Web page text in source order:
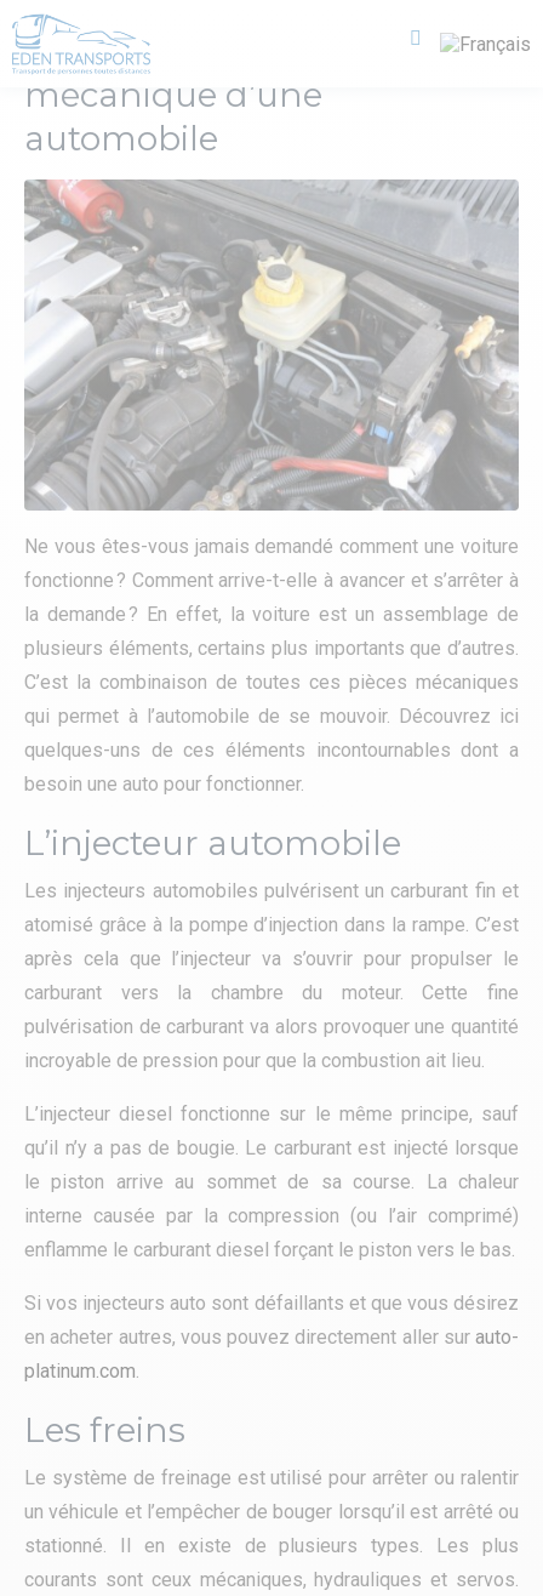
3 principaux éléments de
mécanique d’une
automobile
Ne vous êtes-vous jamais demandé comment une voiture
fonctionne ? Comment arrive-t-elle à avancer et s’arrêter à
la demande ? En effet, la voiture est un assemblage de
plusieurs éléments, certains plus importants que d’autres.
C’est la combinaison de toutes ces pièces mécaniques
qui permet à l’automobile de se mouvoir. Découvrez ici
quelques-uns de ces éléments incontournables dont a
besoin une auto pour fonctionner.
L’injecteur automobile
Les injecteurs automobiles pulvérisent un carburant fin et
atomisé grâce à la pompe d’injection dans la rampe. C’est
après cela que l’injecteur va s’ouvrir pour propulser le
carburant vers la chambre du moteur. Cette fine
pulvérisation de carburant va alors provoquer une quantité
incroyable de pression pour que la combustion ait lieu.
L’injecteur diesel fonctionne sur le même principe, sauf
qu’il n’y a pas de bougie. Le carburant est injecté lorsque
le piston arrive au sommet de sa course. La chaleur
interne causée par la compression (ou l’air comprimé)
enflamme le carburant diesel forçant le piston vers le bas.
Si vos injecteurs auto sont défaillants et que vous désirez
en acheter autres, vous pouvez directement aller sur auto-
platinum.com.
Les freins
Le système de freinage est utilisé pour arrêter ou ralentir
un véhicule et l’empêcher de bouger lorsqu’il est arrêté ou
stationné. Il en existe de plusieurs types. Les plus
courants sont ceux mécaniques, hydrauliques et servos.